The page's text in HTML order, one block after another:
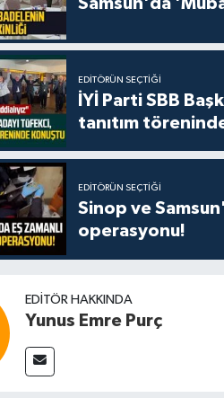
EDITÖRÜN SEÇTIĞI
İYİ Parti SBB
tanıtım
EDITÖRÜN SEÇTIĞI
Sinop ve
operasyonu!
EDITÖR HAKKINDA
Yunus Emre Purç